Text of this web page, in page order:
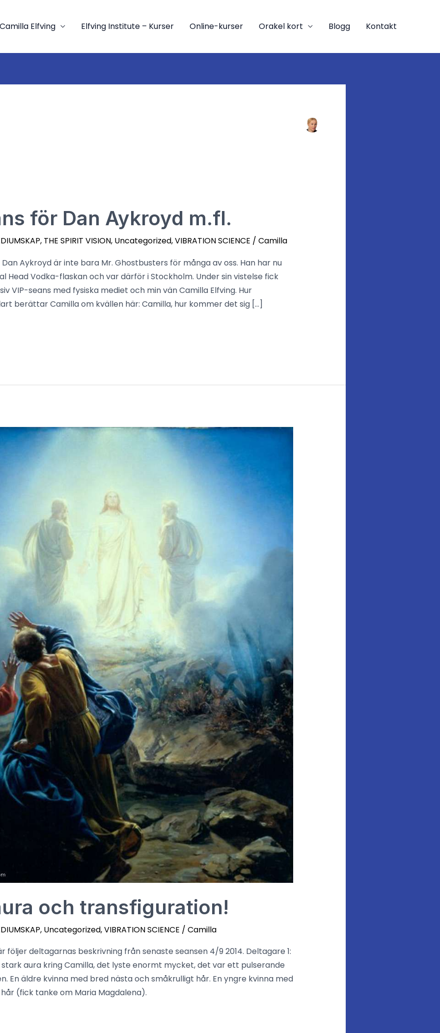
Camilla Elfving Elfving Institute – Kurser Online-kurser Orakel kort Blogg Kontakt
för Dan Aykroyd m.fl.
, THE SPIRIT VISION, Uncategorized,VIBRATION SCIENCE / Camilla
Aykroyd är inte bara Mr. Ghostbusters för många av oss. Han har nu
Head Vodka-flaskan och var därför i Stockholm. Under sin vistelse fick
VIP-seans med fysiska mediet och min vän Camilla Elfving. Hur
berättar Camilla om kvällen här: Camilla, hur kommer det sig […]
och transfiguration!
, Uncategorized,VIBRATION SCIENCE / Camilla
följer deltagarnas beskrivning från senaste seansen 4/9 2014. Deltagare 1:
stark aura kring Camilla, det lyste enormt mycket, det var ett pulserande
En äldre kvinna med bred nästa och småkrulligt hår. En yngre kvinna med
(fick tanke om Maria Magdalena).